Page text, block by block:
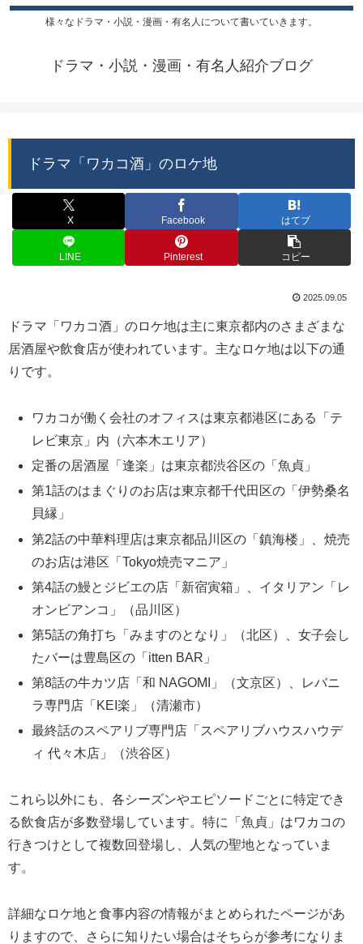
様々なドラマ・小説・漫画・有名人について書いていきます。
ドラマ・小説・漫画・有名人紹介ブログ
ドラマ「ワカコ酒」のロケ地
X Facebook はてブ
LINE Pinterest コピー
2025.09.05
ドラマ「ワカコ酒」のロケ地は主に東京都内のさまざまな
居酒屋や飲食店が使われています。主なロケ地は以下の通
りです。
ワカコが働く会社のオフィスは東京都港区にある「テ
レビ東京」内（六本木エリア）
定番の居酒屋「逢楽」は東京都渋谷区の「魚貞」
第1話のはまぐりのお店は東京都千代田区の「伊勢桑名
貝縁」
第2話の中華料理店は東京都品川区の「鎮海楼」、焼売
のお店は港区「Tokyo焼売マニア」
第4話の鰻とジビエの店「新宿寅箱」、イタリアン「レ
オンビアンコ」（品川区）
第5話の角打ち「みますのとなり」（北区）、女子会し
たバーは豊島区の「itten BAR」
第8話の牛カツ店「和 NAGOMI」（文京区）、レバニ
ラ専門店「KEI楽」（清瀬市）
最終話のスペアリブ専門店「スペアリブハウスハウデ
ィ 代々木店」（渋谷区）
これら以外にも、各シーズンやエピソードごとに特定でき
る飲食店が多数登場しています。特に「魚貞」はワカコの
行きつけとして複数回登場し、人気の聖地となっていま
す。
詳細なロケ地と食事内容の情報がまとめられたページがあ
りますので、さらに知りたい場合はそちらが参考になりま